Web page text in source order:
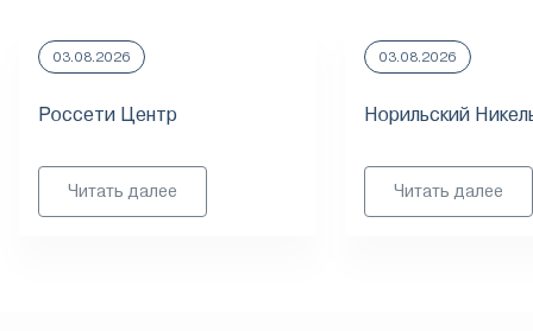
03.08.2026
Россети Центр
Читать далее
03.08.2026
Норильский
Читать далее